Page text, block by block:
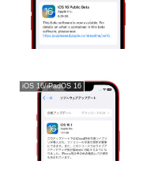
iOS 16/iPadOS 16